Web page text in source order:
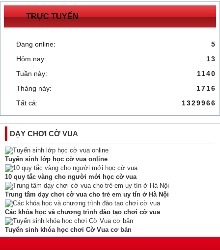
TRỰC TUYẾN
Đang online:
5
Hôm nay:
13
Tuần này:
1140
Tháng này:
1716
Tất cả:
1329966
DẠY CHƠI CỜ VUA
Tuyển sinh lớp học cờ vua online
10 quy tắc vàng cho người mới học cờ vua
Trung tâm dạy chơi cờ vua cho trẻ em uy tín ở Hà Nội
Các khóa học và chương trình đào tạo chơi cờ vua
Tuyển sinh khóa học chơi Cờ Vua cơ bản